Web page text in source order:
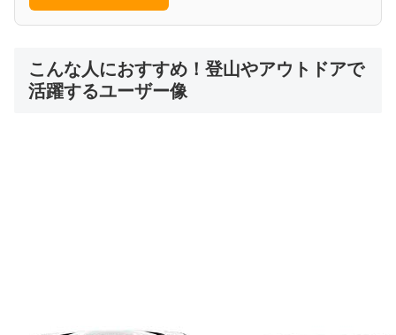
こんな人におすすめ！登山やアウトドアで
活躍するユーザー像